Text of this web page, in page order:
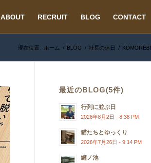
ABOUT RECRUIT BLOG CONTACT
現在位置: ホーム / BLOG / 社長の休日 / KOMOREBI
最近のBLOG(5件)
行列に並ぶ日
2026年8月2日 - 8:38 PM
猫たちとゆっくり
2026年7月26日 - 9:14 PM
縫ノ池